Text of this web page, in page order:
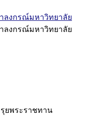
ลงกรณ์มหาวิทยาลัย
ลงกรณ์มหาวิทยาลัย
รุยพระราชทาน